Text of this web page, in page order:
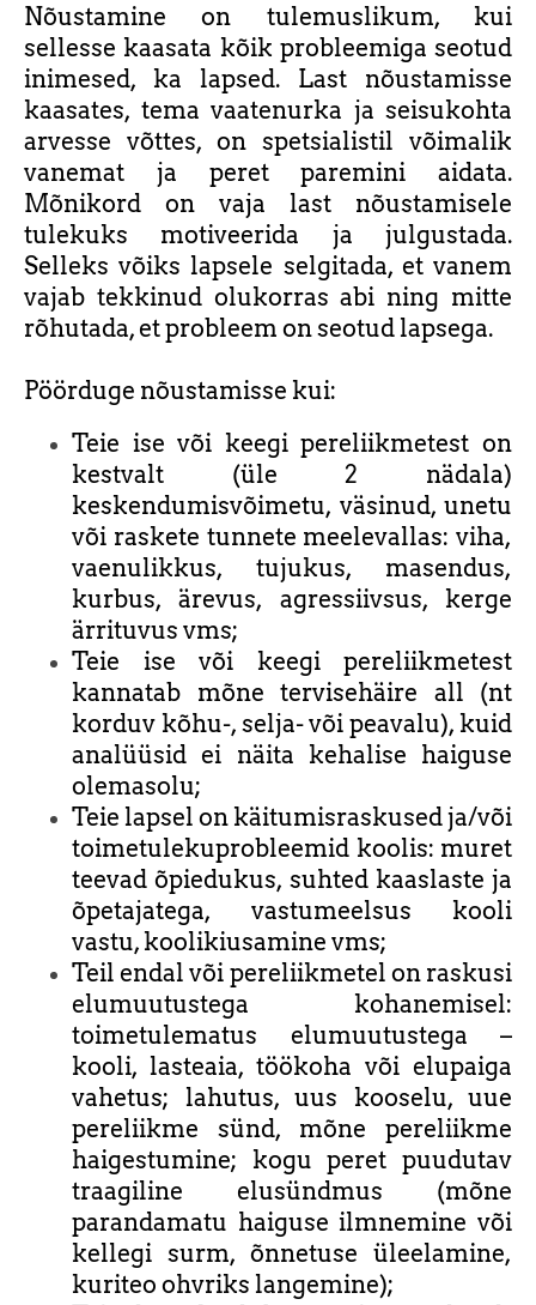
Nõustamine on tulemuslikum, kui
sellesse kaasata kõik probleemiga seotud
inimesed, ka lapsed. Last nõustamisse
kaasates, tema vaatenurka ja seisukohta
arvesse võttes, on spetsialistil võimalik
vanemat ja peret paremini aidata.
Mõnikord on vaja last nõustamisele
tulekuks motiveerida ja julgustada.
Selleks võiks lapsele selgitada, et vanem
vajab tekkinud olukorras abi ning mitte
rõhutada, et probleem on seotud lapsega.
Pöörduge nõustamisse kui:
Teie ise või keegi pereliikmetest on
kestvalt (üle 2 nädala)
keskendumisvõimetu, väsinud, unetu
või raskete tunnete meelevallas: viha,
vaenulikkus, tujukus, masendus,
kurbus, ärevus, agressiivsus, kerge
ärrituvus vms;
Teie ise või keegi pereliikmetest
kannatab mõne tervisehäire all (nt
korduv kõhu-, selja- või peavalu), kuid
analüüsid ei näita kehalise haiguse
olemasolu;
Teie lapsel on käitumisraskused ja/või
toimetulekuprobleemid koolis: muret
teevad õpiedukus, suhted kaaslaste ja
õpetajatega, vastumeelsus kooli
vastu, koolikiusamine vms;
Teil endal või pereliikmetel on raskusi
elumuutustega kohanemisel:
toimetulematus elumuutustega –
kooli, lasteaia, töökoha või elupaiga
vahetus; lahutus, uus kooselu, uue
pereliikme sünd, mõne pereliikme
haigestumine; kogu peret puudutav
traagiline elusündmus (mõne
parandamatu haiguse ilmnemine või
kellegi surm, õnnetuse üleelamine,
kuriteo ohvriks langemine);